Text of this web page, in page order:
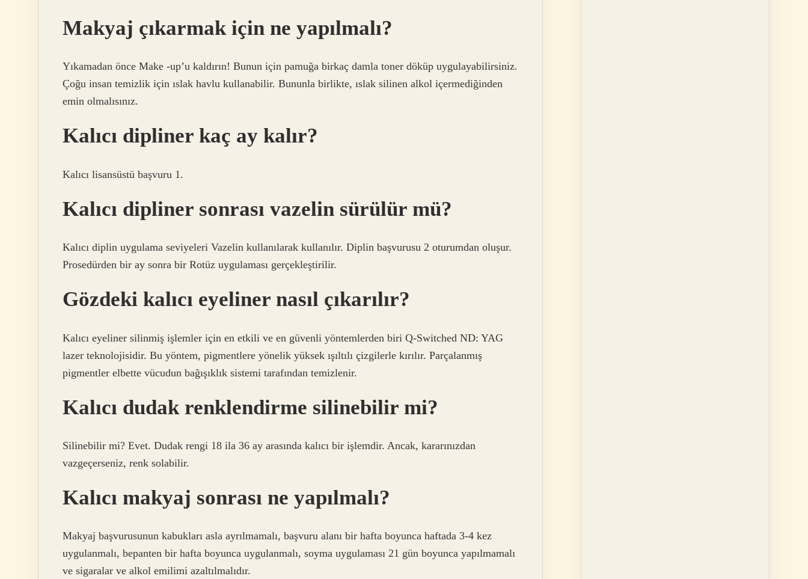
Makyaj çıkarmak için ne yapılmalı?
Yıkamadan önce Make -up’u kaldırın! Bunun için pamuğa birkaç damla toner döküp uygulayabilirsiniz.
Çoğu insan temizlik için ıslak havlu kullanabilir. Bununla birlikte, ıslak silinen alkol içermediğinden
emin olmalısınız.
Kalıcı dipliner kaç ay kalır?
Kalıcı lisansüstü başvuru 1.
Kalıcı dipliner sonrası vazelin sürülür mü?
Kalıcı diplin uygulama seviyeleri Vazelin kullanılarak kullanılır. Diplin başvurusu 2 oturumdan oluşur.
Prosedürden bir ay sonra bir Rotüz uygulaması gerçekleştirilir.
Gözdeki kalıcı eyeliner nasıl çıkarılır?
Kalıcı eyeliner silinmiş işlemler için en etkili ve en güvenli yöntemlerden biri Q-Switched ND: YAG
lazer teknolojisidir. Bu yöntem, pigmentlere yönelik yüksek ışıltılı çizgilerle kırılır. Parçalanmış
pigmentler elbette vücudun bağışıklık sistemi tarafından temizlenir.
Kalıcı dudak renklendirme silinebilir mi?
Silinebilir mi? Evet. Dudak rengi 18 ila 36 ay arasında kalıcı bir işlemdir. Ancak, kararınızdan
vazgeçerseniz, renk solabilir.
Kalıcı makyaj sonrası ne yapılmalı?
Makyaj başvurusunun kabukları asla ayrılmamalı, başvuru alanı bir hafta boyunca haftada 3-4 kez
uygulanmalı, bepanten bir hafta boyunca uygulanmalı, soyma uygulaması 21 gün boyunca yapılmamalı
ve sigaralar ve alkol emilimi azaltılmalıdır.